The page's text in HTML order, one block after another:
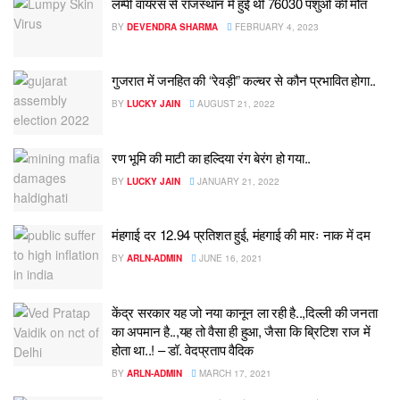
BY DEVENDRA SHARMA FEBRUARY 4, 2023
गुजरात में जनहित की “रेवड़ी” कल्चर से कौन प्रभावित होगा..
BY LUCKY JAIN AUGUST 21, 2022
रण भूमि की माटी का हल्दिया रंग बेरंग हो गया..
BY LUCKY JAIN JANUARY 21, 2022
मंहगाई दर 12.94 प्रतिशत हुई, मंहगाई की मारः नाक में दम
BY ARLN-ADMIN JUNE 16, 2021
केंद्र सरकार यह जो नया कानून ला रही है..,दिल्ली की जनता
का अपमान है..,यह तो वैसा ही हुआ, जैसा कि ब्रिटिश राज में
होता था..! – डॉ. वेदप्रताप वैदिक
BY ARLN-ADMIN MARCH 17, 2021